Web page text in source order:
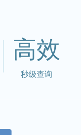
高效
秒级查询